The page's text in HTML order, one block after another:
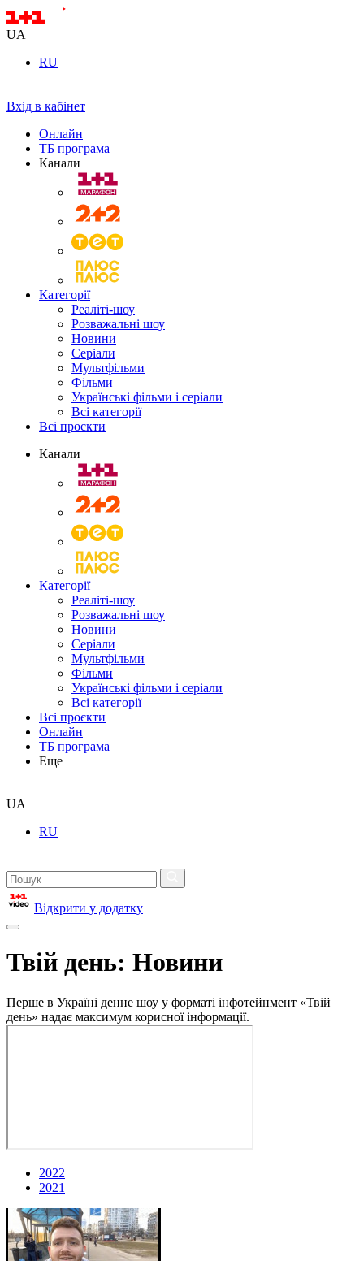
UA
RU
Вхід в кабінет
Онлайн
ТБ програма
Канали
Категорії
Реаліті-шоу
Розважальні шоу
Новини
Серіали
Мультфільми
Фільми
Українські фільми і серіали
Всі категорії
Всі проєкти
Канали
Категорії
Реаліті-шоу
Розважальні шоу
Новини
Серіали
Мультфільми
Фільми
Українські фільми і серіали
Всі категорії
Всі проєкти
Онлайн
ТБ програма
Еще
UA
RU
Відкрити у додатку
Твій день: Новини
Перше в Україні денне шоу у форматі інфотейнмент «Твій
день» надає максимум корисної інформації.
2022
2021